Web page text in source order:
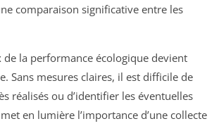
comparaison significative entre les
la performance écologique devient
Sans mesures claires, il est difficile de
réalisés ou d’identifier les éventuelles
met en lumière l’importance d’une collecte